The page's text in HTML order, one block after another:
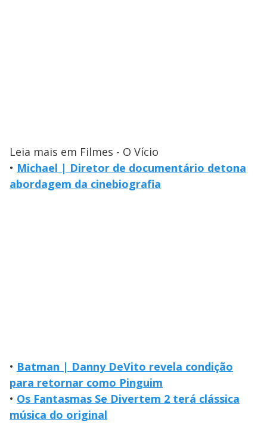
Leia mais em Filmes - O Vício
• Michael | Diretor de documentário detona
abordagem da cinebiografia
• Batman | Danny DeVito revela condição
para retornar como Pinguim
• Os Fantasmas Se Divertem 2 terá clássica
música do original